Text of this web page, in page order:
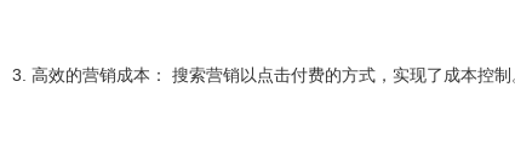
3. 高效的营销成本： 搜索营销以点击付费的方式，实现了成本控